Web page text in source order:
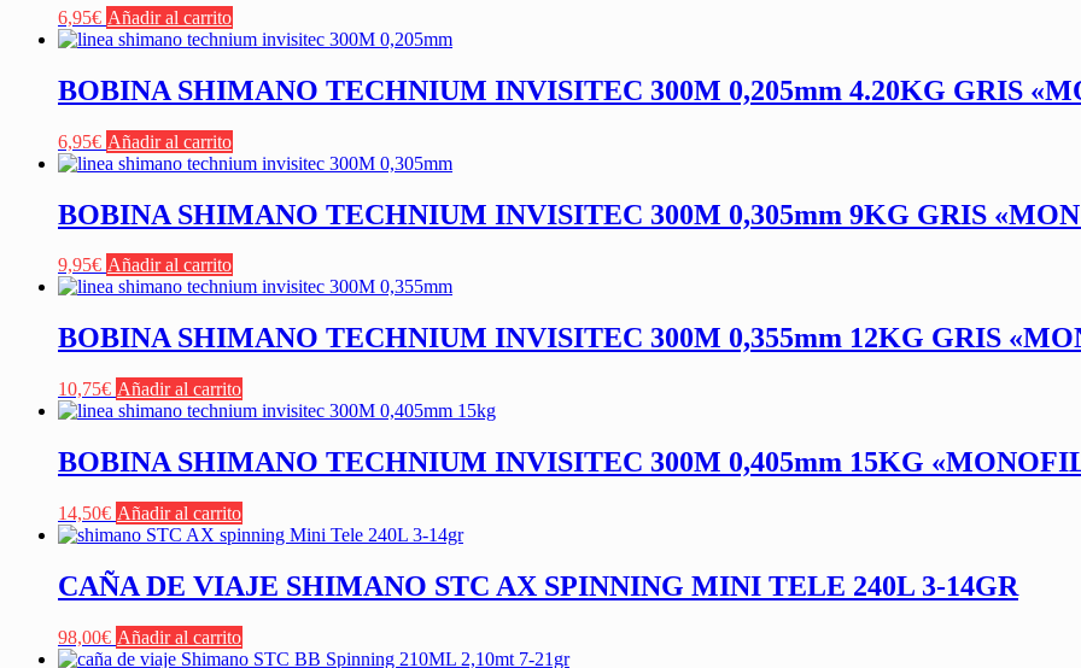
6,95€ Añadir al carrito
BOBINA SHIMANO TECHNIUM INVISITEC 300M 0,205mm 4.20KG GRIS
6,95€ Añadir al carrito
BOBINA SHIMANO TECHNIUM INVISITEC 300M 0,305mm 9KG GRIS
9,95€ Añadir al carrito
BOBINA SHIMANO TECHNIUM INVISITEC 300M 0,355mm 12KG GRIS
10,75€ Añadir al carrito
BOBINA SHIMANO TECHNIUM INVISITEC 300M 0,405mm 15KG
14,50€ Añadir al carrito
CAÑA DE VIAJE SHIMANO STC AX SPINNING MINI TELE 240L 3-14GR
98,00€ Añadir al carrito